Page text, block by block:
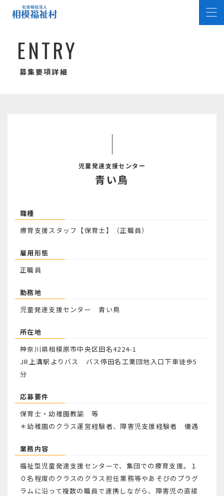
ENTRY
募集要項詳細
児童発達支援センター
青い鳥
職種
療育支援スタッフ【保育士】（正職員）
雇用形態
正職員
勤務地
児童発達支援センター 青い鳥
所在地
神奈川県相模原市中央区田名4224-1
JR上溝駅よりバス バス停田名工業団地入口下車徒歩5
分
応募要件
保育士・幼稚園教諭 等
＊幼稚園のクラス運営経験者、障害児支援経験者 優遇
業務内容
福祉型児童発達支援センターで、集団での療育支援。１
０名程度のクラスのクラス担任業務等やあそびのプラグ
ラムに沿って複数の職員で連携しながら、障害児の直接